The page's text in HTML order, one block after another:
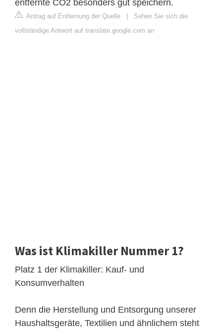
entfernte CO2 besonders gut speichern.
Antrag auf Entfernung der Quelle
Sehen Sie sich die
vollständige Antwort auf translate.google.com an
Was ist Klimakiller Nummer 1?
Platz 1 der Klimakiller: Kauf- und
Konsumverhalten
Denn die Herstellung und Entsorgung unserer
Haushaltsgeräte, Textilien und ähnlichem steht